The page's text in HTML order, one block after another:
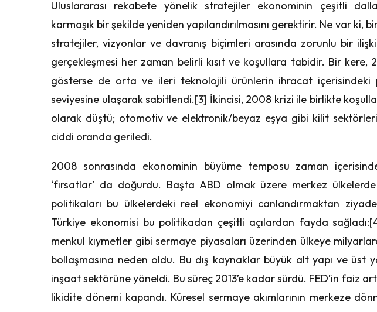
Uluslararası rekabete yönelik stratejiler ekonominin çeşitli
karmaşık bir şekilde yeniden yapılandırılmasını gerektirir. Ne var ki,
stratejiler, vizyonlar ve davranış biçimleri arasında zorunlu bir
gerçekleşmesi her zaman belirli kısıt ve koşullara tabidir. Bir kere,
gösterse de orta ve ileri teknolojili ürünlerin ihracat içerisindeki
seviyesine ulaşarak sabitlendi.[3] İkincisi, 2008 krizi ile birlikte
olarak düştü; otomotiv ve elektronik/beyaz eşya gibi kilit
ciddi oranda geriledi.
2008 sonrasında ekonominin büyüme temposu zaman
‘fırsatlar’ da doğurdu. Başta ABD olmak üzere merkez
politikaları bu ülkelerdeki reel ekonomiyi canlandırmaktan
Türkiye ekonomisi bu politikadan çeşitli açılardan fayda sağladı:
menkul kıymetler gibi sermaye piyasaları üzerinden ülkeye
bollaşmasına neden oldu. Bu dış kaynaklar büyük alt yapı ve üst
inşaat sektörüne yöneldi. Bu süreç 2013’e kadar sürdü. FED’in faiz
likidite dönemi kapandı. Küresel sermaye akımlarının merkeze